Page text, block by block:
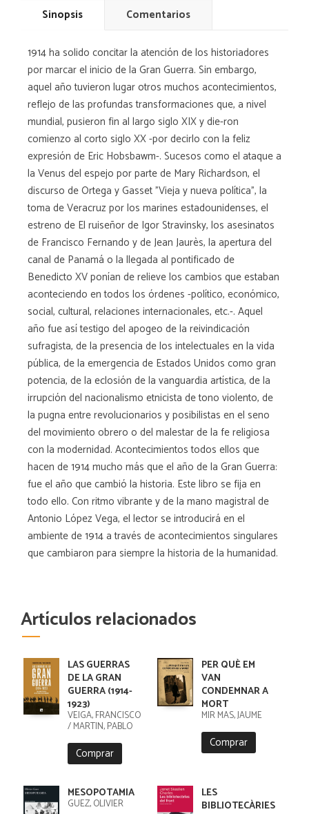
Sinopsis Comentarios
1914 ha solido concitar la atención de los historiadores
por marcar el inicio de la Gran Guerra. Sin embargo,
aquel año tuvieron lugar otros muchos acontecimientos,
reflejo de las profundas transformaciones que, a nivel
mundial, pusieron fin al largo siglo XIX y die-ron
comienzo al corto siglo XX -por decirlo con la feliz
expresión de Eric Hobsbawm-. Sucesos como el ataque a
la Venus del espejo por parte de Mary Richardson, el
discurso de Ortega y Gasset "Vieja y nueva política", la
toma de Veracruz por los marines estadounidenses, el
estreno de El ruiseñor de Igor Stravinsky, los asesinatos
de Francisco Fernando y de Jean Jaurès, la apertura del
canal de Panamá o la llegada al pontificado de
Benedicto XV ponían de relieve los cambios que estaban
aconteciendo en todos los órdenes -político, económico,
social, cultural, relaciones internacionales, etc.-. Aquel
año fue así testigo del apogeo de la reivindicación
sufragista, de la presencia de los intelectuales en la vida
pública, de la emergencia de Estados Unidos como gran
potencia, de la eclosión de la vanguardia artística, de la
irrupción del nacionalismo etnicista de tono violento, de
la pugna entre revolucionarios y posibilistas en el seno
del movimiento obrero o del malestar de la fe religiosa
con la modernidad. Acontecimientos todos ellos que
hacen de 1914 mucho más que el año de la Gran Guerra:
fue el año que cambió la historia. Este libro se fija en
todo ello. Con ritmo vibrante y de la mano magistral de
Antonio López Vega, el lector se introducirá en el
ambiente de 1914 a través de acontecimientos singulares
que cambiaron para siempre la historia de la humanidad.
Artículos relacionados
LAS GUERRAS
DE LA GRAN
GUERRA (1914-
1923)
VEIGA, FRANCISCO
/ MARTIN, PABLO
Comprar
PER QUÈ EM
VAN
CONDEMNAR A
MORT
MIR MAS, JAUME
Comprar
MESOPOTAMIA
GUEZ, OLIVIER
LES
BIBLIOTECÀRIES